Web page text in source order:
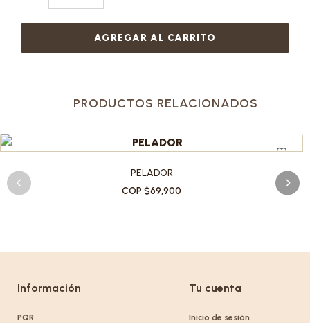
AGREGAR AL CARRITO
PRODUCTOS RELACIONADOS
PELADOR
COP $69,900
Información
PQR
Tu cuenta
Inicio de sesión